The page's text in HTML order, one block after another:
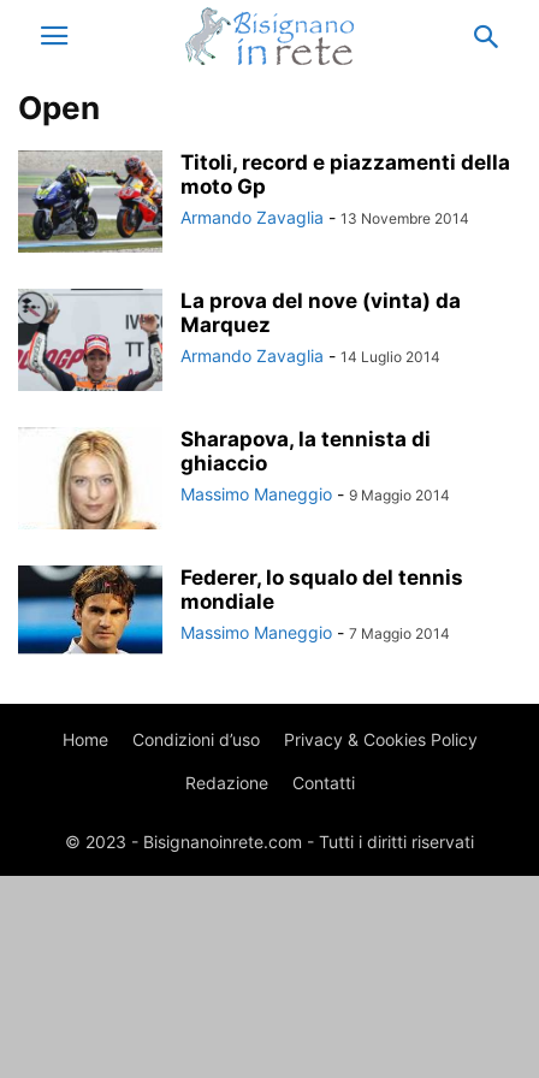
Open
Titoli, record e piazzamenti della
moto Gp
Armando Zavaglia - 13 Novembre 2014
La prova del nove (vinta) da
Marquez
Armando Zavaglia - 14 Luglio 2014
Sharapova, la tennista di
ghiaccio
Massimo Maneggio - 9 Maggio 2014
Federer, lo squalo del tennis
mondiale
Massimo Maneggio - 7 Maggio 2014
Home Condizioni d’uso Privacy & Cookies Policy
Redazione Contatti
© 2023 - Bisignanoinrete.com - Tutti i diritti riservati